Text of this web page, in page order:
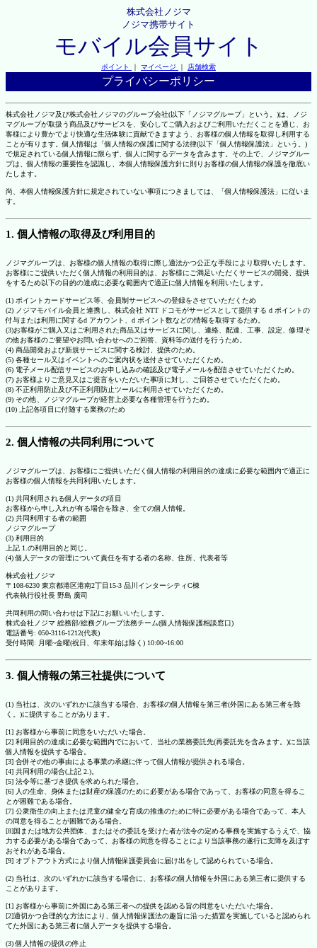
株式会社ノジマ
ノジマ携帯サイト
モバイル会員サイト
ポイント ｜ マイページ ｜ 店舗検索
プライバシーポリシー
株式会社ノジマ及び株式会社ノジマのグループ会社(以下「ノジマグループ」という。)は、ノジ
マグループが取扱う商品及びサービスを、安心してご購入およびご利用いただくことを通じ、お
客様により豊かでより快適な生活体験に貢献できますよう、お客様の個人情報を取得し利用する
ことが有ります。個人情報は「個人情報の保護に関する法律(以下「個人情報保護法」という。)
で規定されている個人情報に限らず、個人に関するデータを含みます。その上で、ノジマグルー
プは、個人情報の重要性を認識し、本個人情報保護方針に則りお客様の個人情報の保護を徹底い
たします。
尚、本個人情報保護方針に規定されていない事項につきましては、「個人情報保護法」に従いま
す。
1. 個人情報の取得及び利用目的
ノジマグループは、お客様の個人情報の取得に際し適法かつ公正な手段により取得いたします。
お客様にご提供いただく個人情報の利用目的は、お客様にご満足いただくサービスの開発、提供
をするため以下の目的の達成に必要な範囲内で適正に個人情報を利用いたします。
(1) ポイントカードサービス等、会員制サービスへの登録をさせていただくため
(2) ノジマモバイル会員と連携し、株式会社 NTT ドコモがサービスとして提供する d ポイントの
付与または利用に関するd アカウント、d ポイント数などの情報を取得するため。
(3)お客様がご購入又はご利用された商品又はサービスに関し、連絡、配達、工事、設定、修理そ
の他お客様のご要望やお問い合わせへのご回答、資料等の送付を行うため。
(4) 商品開発および新規サービスに関する検討、提供のため。
(5) 各種セール又はイベントへのご案内状を送付させていただくため。
(6) 電子メール配信サービスのお申し込みの確認及び電子メールを配信させていただくため。
(7) お客様よりご意見又はご提言をいただいた事項に対し、ご回答させていただくため。
(8) 不正利用防止及び不正利用防止ツールに利用させていただくため。
(9) その他、ノジマグループが経営上必要な各種管理を行うため。
(10) 上記各項目に付随する業務のため
2. 個人情報の共同利用について
ノジマグループは、お客様にご提供いただく個人情報の利用目的の達成に必要な範囲内で適正に
お客様の個人情報を共同利用いたします。
(1) 共同利用される個人データの項目
お客様から申し入れが有る場合を除き、全ての個人情報。
(2) 共同利用する者の範囲
ノジマグループ
(3) 利用目的
上記 1.の利用目的と同じ。
(4) 個人データの管理について責任を有する者の名称、住所、代表者等
株式会社ノジマ
〒108-6230 東京都港区港南2丁目15-3 品川インターシティC棟
代表執行役社長 野島 廣司
共同利用の問い合わせは下記にお願いいたします。
株式会社ノジマ 総務部/総務グループ法務チーム(個人情報保護相談窓口)
電話番号: 050-3116-1212(代表)
受付時間: 月曜~金曜(祝日、年末年始は除く) 10:00~16:00
3. 個人情報の第三社提供について
(1) 当社は、次のいずれかに該当する場合、お客様の個人情報を第三者(外国にある第三者を除
く。)に提供することがあります。
[1] お客様から事前に同意をいただいた場合。
[2] 利用目的の達成に必要な範囲内でにおいて、当社の業務委託先(再委託先を含みます。)に当該
個人情報を提供する場合。
[3] 合併その他の事由による事業の承継に伴って個人情報が提供される場合。
[4] 共同利用の場合(上記 2.)。
[5] 法令等に基づき提供を求められた場合。
[6] 人の生命、身体または財産の保護のために必要がある場合であって、お客様の同意を得るこ
とが困難である場合。
[7] 公衆衛生の向上または児童の健全な育成の推進のために特に必要がある場合であって、本人
の同意を得ることが困難である場合。
[8]国または地方公共団体、またはその委託を受けた者が法令の定める事務を実施するうえで、協
力する必要がある場合であって、お客様の同意を得ることにより当該事務の遂行に支障を及ぼす
おそれがある場合。
[9] オプトアウト方式により個人情報保護委員会に届け出をして認められている場合。
(2) 当社は、次のいずれかに該当する場合に、お客様の個人情報を外国にある第三者に提供する
ことがあります。
[1] お客様から事前に外国にある第三者への提供を認める旨の同意をいただいた場合。
[2]適切かつ合理的な方法により、個人情報保護法の趣旨に沿った措置を実施していると認められ
てた外国にある第三者に個人データを提供する場合。
(3) 個人情報の提供の停止